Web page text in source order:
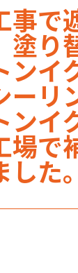
事で
塗り
ンイ
ーリ
ンイ
場で
した